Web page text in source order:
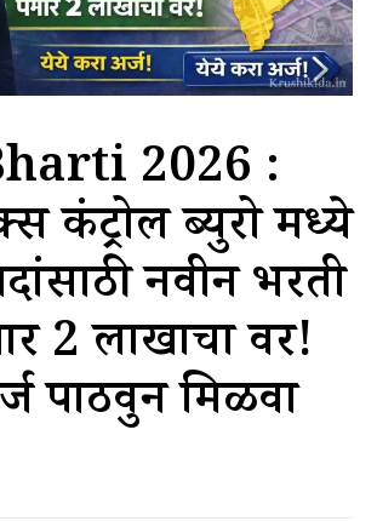
2026 :
कंट्रोल ब्युरो मध्ये
नवीन भरती
2 लाखाचा वर!
पाठवुन मिळवा